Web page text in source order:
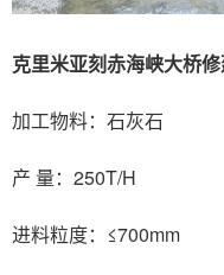
克里米亚刻赤海峡大桥
加工物料：石灰石
产 量：250T/H
进料粒度：≤700mm